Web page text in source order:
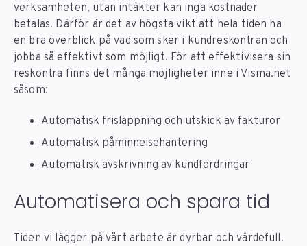
verksamheten, utan intäkter kan inga kostnader
betalas. Därför är det av högsta vikt att hela tiden ha
en bra överblick på vad som sker i kundreskontran och
jobba så effektivt som möjligt. För att effektivisera sin
reskontra finns det många möjligheter inne i Visma.net
såsom:
Automatisk frisläppning och utskick av fakturor
Automatisk påminnelsehantering
Automatisk avskrivning av kundfordringar
Automatisera och spara tid
Tiden vi lägger på vårt arbete är dyrbar och värdefull.